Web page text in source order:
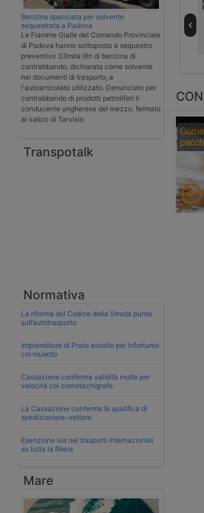
Benzina spacciata per solvente
sequestrata a Padova
Le Fiamme Gialle del Comando Provinciale
di Padova hanno sottoposto a sequestro
preventivo 33mila litri di benzina di
contrabbando, dichiarata come solvente
nei documenti di trasporto, e
l'autoarticolato utilizzato. Denunciato per
contrabbando di prodotti petroliferi il
conducente ungherese del mezzo, fermato
al valico di Tarvisio.
Transpotalk
Normativa
La riforma del Codice della Strada punta
sull’autotrasporto
Imprenditore di Prato assolto per infortunio
col muletto
Cassazione conferma validità multe per
velocità col cronotachigrafo
La Cassazione conferma la qualifica di
spedizioniere-vettore
Esenzione Iva nei trasporti internazionali
su tutta la filiera
Mare
personale
aeroporti il 12
settembre
piloti Lufthansa
Cargo il 2
settembre